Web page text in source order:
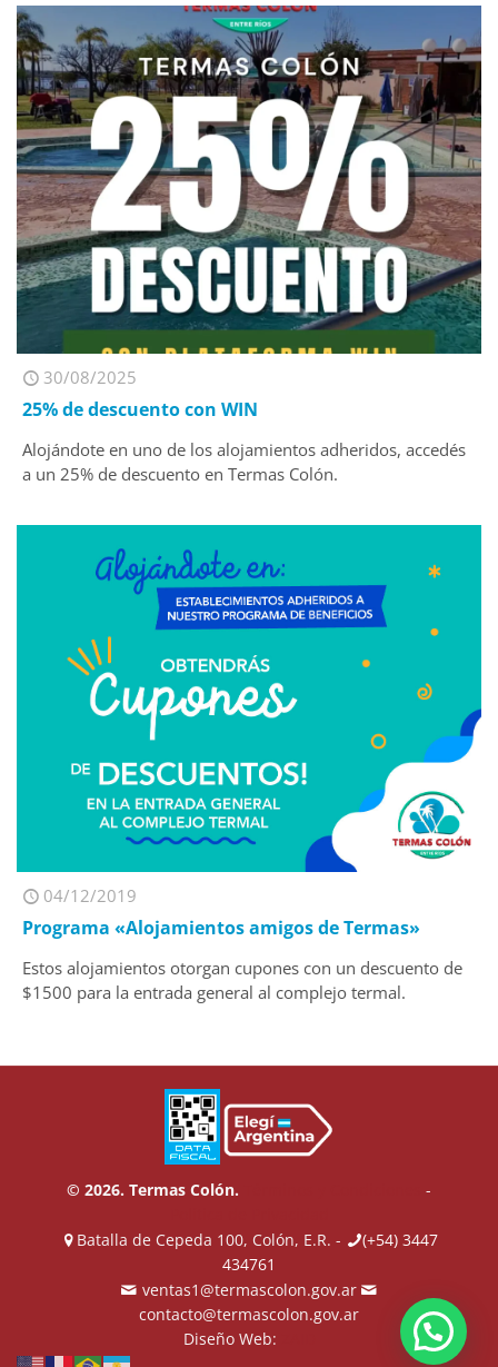
30/08/2025
25% de descuento con WIN
Alojándote en uno de los alojamientos adheridos, accedés
a un 25% de descuento en Termas Colón.
04/12/2019
Programa «Alojamientos amigos de Termas»
Estos alojamientos otorgan cupones con un descuento de
$1500 para la entrada general al complejo termal.
© 2026. Termas Colón.
-
Batalla de Cepeda 100, Colón, E.R. -
(+54) 3447
434761
ventas1@termascolon.gov.ar
contacto@termascolon.gov.ar
Diseño Web: